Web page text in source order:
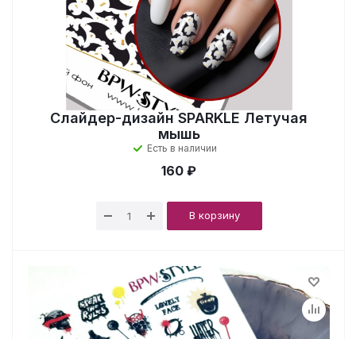
Слайдер-дизайн SPARKLE Летучая
мышь
Есть в наличии
160 ₽
В корзину